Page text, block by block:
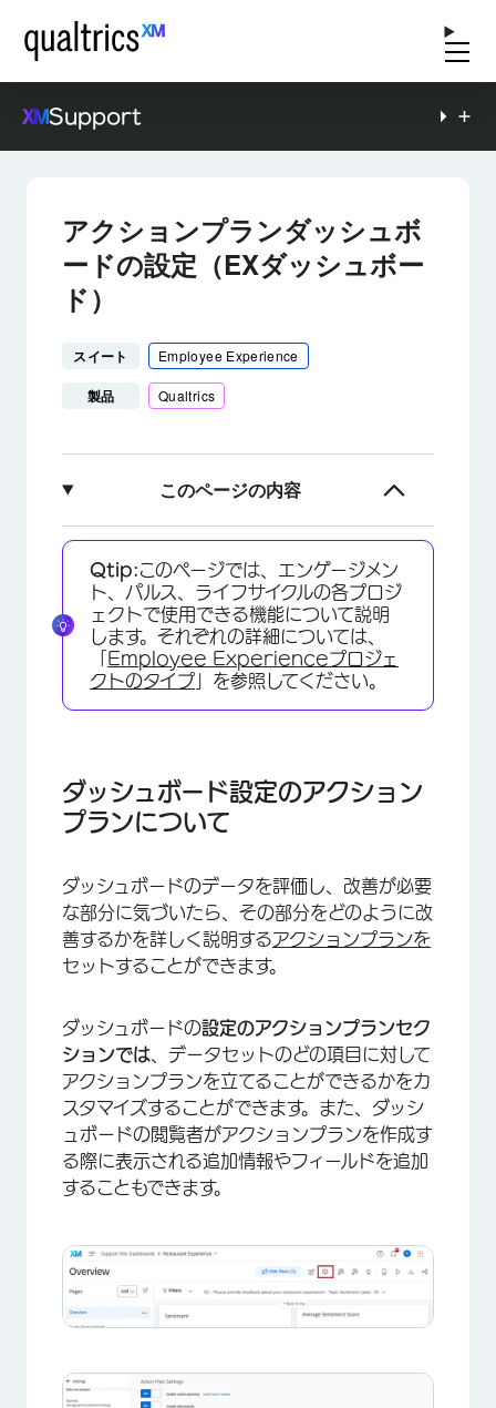
Support
アクションプランダッシュボ
ードの設定（EXダッシュボー
ド）
スイート Employee Experience
製品 Qualtrics
このページの内容
ダッシュボード設定のアクションプランについて
アクションプランの設定
利用できるフィールド
カスタムフィールドの作成
カスタムフィールドの取り扱い
一般的なガイダンス
具体的なガイダンス
Qtip:このページでは、エンゲージメン
ト、パルス、ライフサイクルの各プロジ
ェクトで使用できる機能について説明
します。それぞれの詳細については、
Employee Experienceプロジェ
クトのタイプ 」を参照してください。
ダッシュボード設定のアクション
プランについて
ダッシュボードのデータを評価し、改善が必要
な部分に気づいたら、その部分をどのように改
善するかを詳しく説明するアクションプランを
セットすることができます。
ダッシュボードの設定のアクションプランセク
ションでは 、データセットのどの項目に対して
アクションプランを立てることができるかをカ
スタマイズすることができます。また、ダッシ
ュボードの閲覧者がアクションプランを作成す
る際に表示される追加情報やフィールドを追加
することもできます。